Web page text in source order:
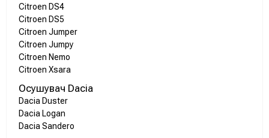
Citroen DS4
Citroen DS5
Citroen Jumper
Citroen Jumpy
Citroen Nemo
Citroen Xsara
Осушувач Dacia
Dacia Duster
Dacia Logan
Dacia Sandero